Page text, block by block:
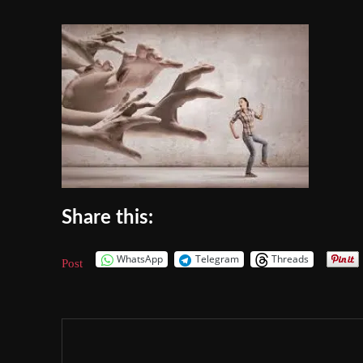
Share this:
Post WhatsApp Telegram Threads